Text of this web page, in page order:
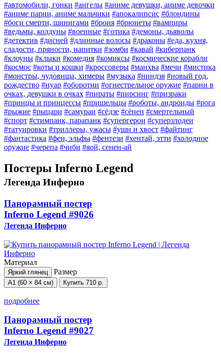
#автомобили, гонки #ангелы #аниме девушки, аниме девочки
#аниме парни, аниме мальчики #апокалипсис #блондины
#боги смерти, шинигами #броня #брюнеты #вампиры
#ведьмы, колдуны #военные #готика #демоны, дьяволы
#детектив #дисней #длинные волосы #драконы #еда, кухня,
сладости, пряности, напитки #зомби #кавай #киберпанк
#клоуны #клыки #комедия #комиксы #космические корабли
#космос #коты и кошки #кроссоверы #манхва #мечи #мистика
#монстры, чудовища, химеры #музыка #ниндзя #новый год,
рождество #нуар #оборотни #огнестрельное оружие #парни в
очках, девушки в очках #пираты #пирсинг #призраки
#принцы и принцессы #пришельцы #роботы, андроиды #рога
#рыжие #рыцари #самураи #сёдзе #сёнен #смертельный
#спорт #стимпанк, парапанк #супергерои #суперзлодеи
#татуировки #триллеры, ужасы #уши и хвост #файтинг
#фантастика #феи, эльфы #фентези #хентай, этти #холодное
оружие #черепа #чиби #яой, сенен-ай
Постеры Inferno Legend
Легенда Инферно
Панорамный постер
Inferno Legend #9026
Легенда Инферно
Материал
Яркий глянец Размер
А1 (60 × 84 см) Купить 710 р.
подробнее
Панорамный постер
Inferno Legend #9027
Легенда Инферно